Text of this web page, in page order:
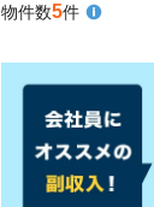
物件数5件